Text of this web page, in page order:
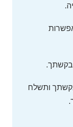
בקשתך.
ותשלח